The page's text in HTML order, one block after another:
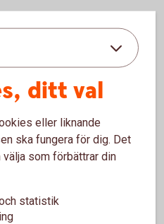
och placeringar
och tjänstepensionslösningar
boka rådgivning på kontor
ditt val
eller liknande
ska fungera för dig. Det
som förbättrar din
statistik